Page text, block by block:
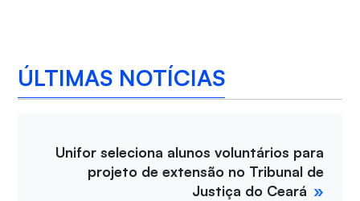
ÚLTIMAS NOTÍCIAS
Unifor seleciona alunos voluntários para
projeto de extensão no Tribunal de
Justiça do Ceará